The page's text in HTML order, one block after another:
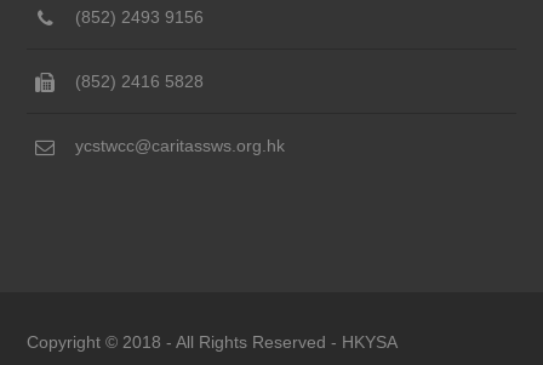
(852) 2493 9156
(852) 2416 5828
ycstwcc@caritassws.org.hk
Copyright © 2018 - All Rights Reserved - HKYSA